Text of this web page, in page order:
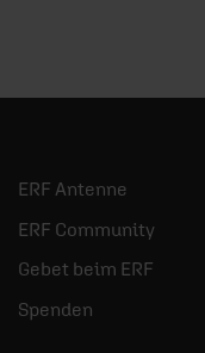
ERF Antenne
ERF Community
Gebet beim ERF
Spenden